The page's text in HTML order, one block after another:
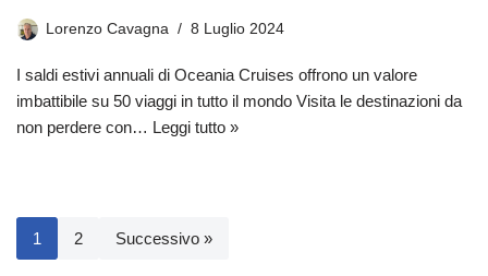
Lorenzo Cavagna 8 Luglio 2024
I saldi estivi annuali di Oceania Cruises offrono un valore
imbattibile su 50 viaggi in tutto il mondo Visita le destinazioni da
non perdere con… Leggi tutto »
1 2 Successivo »